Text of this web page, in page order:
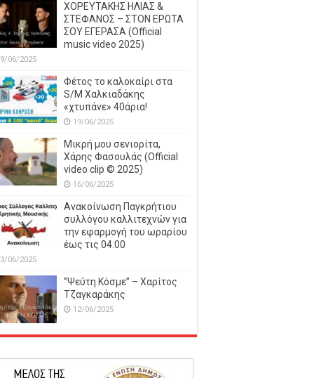
ΧΟΡΕΥΤΑΚΗΣ ΗΛΙΑΣ &
ΣΤΕΦΑΝΟΣ – ΣΤΟΝ ΕΡΩΤΑ
ΣΟΥ ΕΓΕΡΑΣΑ (Official
music video 2025)
06/2025
Φέτος το καλοκαίρι στα
S/M Χαλκιαδάκης
«χτυπάνε» 40άρια!
19/06/2025
Μικρή μου σενιορίτα,
Χάρης Φασουλάς (Official
video clip © 2025)
16/06/2025
Ανακοίνωση Παγκρήτιου
συλλόγου καλλιτεχνών για
την εφαρμογή του ωραρίου
έως τις 04:00
06/2025
‘’Ψεύτη Κόσμε’’ – Χαρίτος
Τζαγκαράκης
12/06/2025